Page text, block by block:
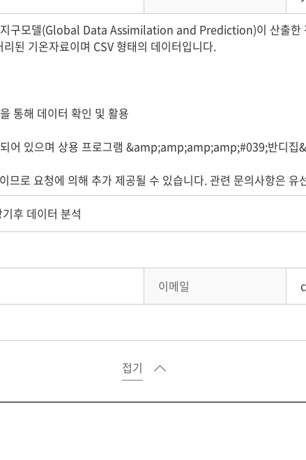
구모델(Global Data Assimilation and Prediction)이 산출한
된 기온자료이며 CSV 형태의 데이터입니다.
통해 데이터 확인 및 활용
어 있으며 상용 프로그램 &amp;amp;amp;amp;#039;반디
므로 요청에 의해 추가 제공될 수 있습니다. 관련 문의사항은
후 데이터 분석
이메일
접기